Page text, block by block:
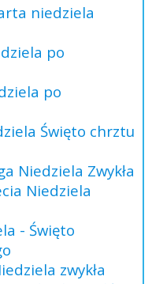
niedziela
po
po
Święto chrztu
Niedziela Zwykła
Niedziela
- Święto
zwykła